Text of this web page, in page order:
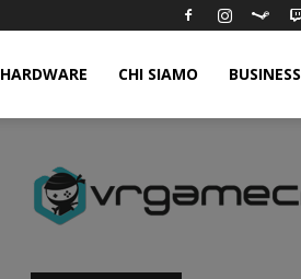
HARDWARE CHI SIAMO BUSINESS